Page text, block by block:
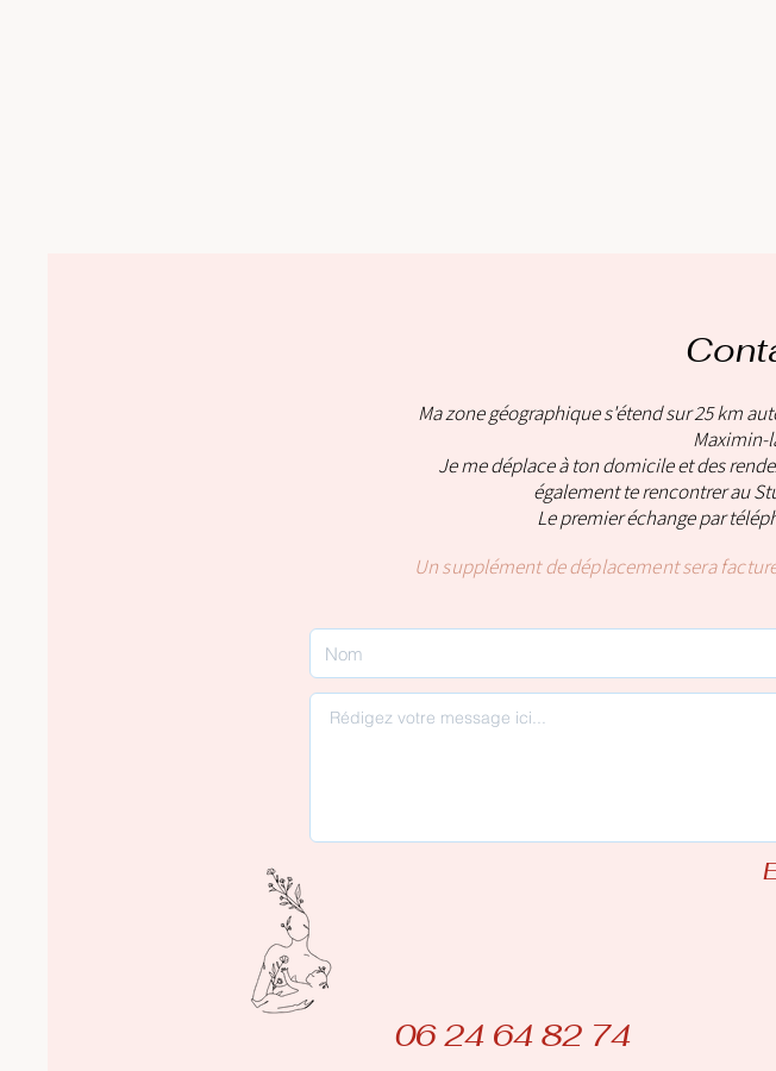
Ma zone géographique s'étend sur 25 km
Maximin-
Je me déplace à ton domicile et des
également te rencontrer au
Le premier échange par
Unsupplémentde déplacement sera
06 24 64 82 74